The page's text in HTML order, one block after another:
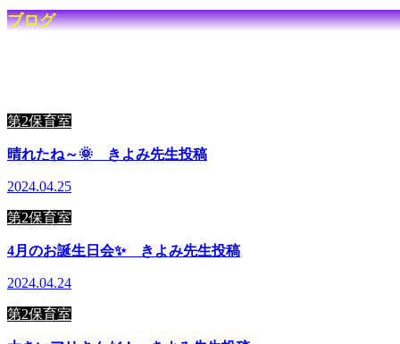
ブログ
第2保育室
晴れたね～🌞 きよみ先生投稿
2024.04.25
第2保育室
4月のお誕生日会✨ きよみ先生投稿
2024.04.24
第2保育室